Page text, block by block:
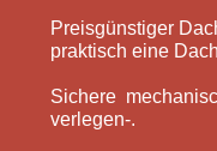
Preisgünstiger
praktisch eine
Sichere
verlegen-.